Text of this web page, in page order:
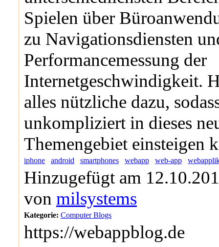
Spielen über
zu Navigationsdiensten
Performancemessung der
Internetgeschwindigkeit.
alles nützliche dazu,
unkompliziert in dieses
Themengebiet einsteigen
iphone android smartphones webapp web-app
Hinzugefügt am
von milsystems
Kategorie: Computer Blogs
https://webappblog.de